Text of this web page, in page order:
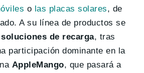
o las placas solares, de
A su línea de productos se
soluciones de recarga, tras
participación dominante en la
AppleMango, que pasará a